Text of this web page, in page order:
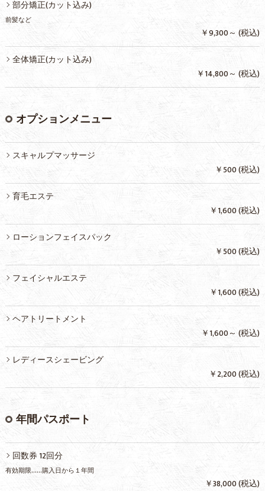
部分矯正(カット込み)
前髪など
￥9,300～ (税込)
全体矯正(カット込み)
￥14,800～ (税込)
オプションメニュー
スキャルプマッサージ
￥500 (税込)
育毛エステ
￥1,600 (税込)
ローションフェイスパック
￥500 (税込)
フェイシャルエステ
￥1,600 (税込)
ヘアトリートメント
￥1,600～ (税込)
レディースシェービング
￥2,200 (税込)
年間パスポート
回数券 12回分
有効期限……購入日から１年間
￥38,000 (税込)